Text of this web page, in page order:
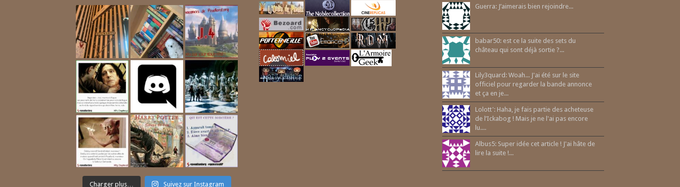
Charger plus… Suivez sur Instagram
Guerra: J’aimerais bien rejoindre...
babar50: est ce la suite des sets du
château qui sont déjà sortie ?...
Lily3quard: Woah... J'ai été sur le site
officiel pour regarder la bande annonce
et ça en je...
Lolott': Haha, je fais partie des acheteuse
de l’Ickabog ! Mais je ne l'ai pas encore
lu....
Albus5: Super idée cet article ! J'ai hâte de
lire la suite !...